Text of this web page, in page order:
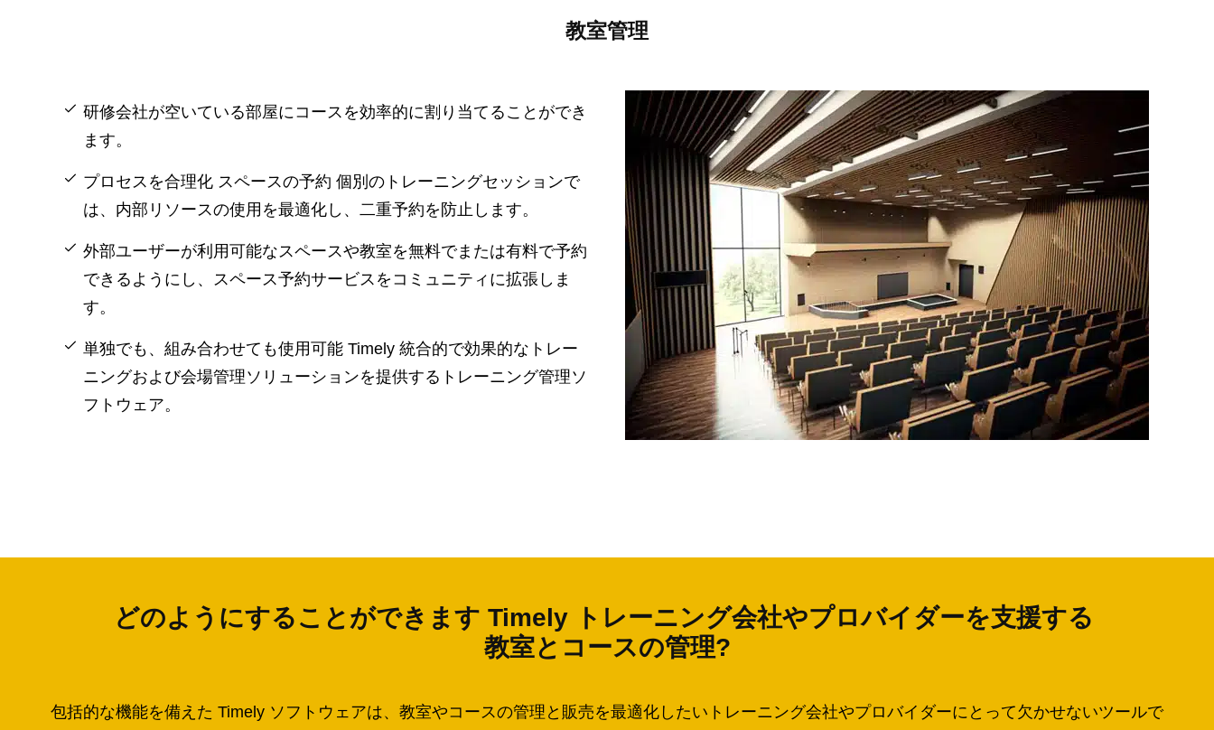
教室管理
研修会社が空いている部屋にコースを効率的に割り当てることができ
ます。
プロセスを合理化 スペースの予約 個別のトレーニングセッションで
は、内部リソースの使用を最適化し、二重予約を防止します。
外部ユーザーが利用可能なスペースや教室を無料でまたは有料で予約
できるようにし、スペース予約サービスをコミュニティに拡張しま
す。
単独でも、組み合わせても使用可能 Timely 統合的で効果的なトレー
ニングおよび会場管理ソリューションを提供するトレーニング管理ソ
フトウェア。
どのようにすることができます Timely トレーニング会社やプロバイダーを支援する
教室とコースの管理?
包括的な機能を備えた Timely ソフトウェアは、教室やコースの管理と販売を最適化したいトレーニング会社やプロバイダーにとって欠かせないツールで